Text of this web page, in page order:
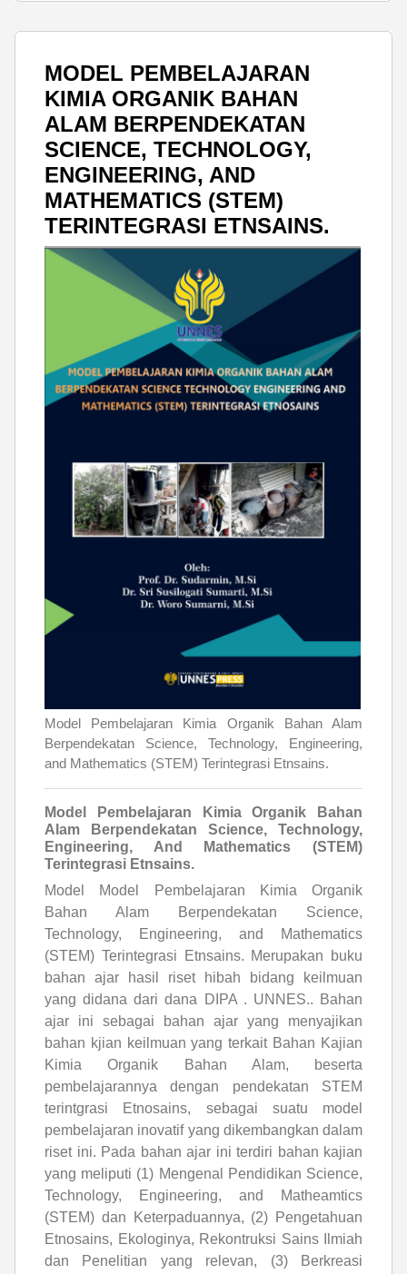
MODEL PEMBELAJARAN
KIMIA ORGANIK BAHAN
ALAM BERPENDEKATAN
SCIENCE, TECHNOLOGY,
ENGINEERING, AND
MATHEMATICS (STEM)
TERINTEGRASI ETNSAINS.
Model Pembelajaran Kimia Organik Bahan Alam
Berpendekatan Science, Technology, Engineering,
and Mathematics (STEM) Terintegrasi Etnsains.
Model Pembelajaran Kimia Organik Bahan
Alam Berpendekatan Science, Technology,
Engineering, And Mathematics (STEM)
Terintegrasi Etnsains.
Model Model Pembelajaran Kimia Organik
Bahan Alam Berpendekatan Science,
Technology, Engineering, and Mathematics
(STEM) Terintegrasi Etnsains. Merupakan buku
bahan ajar hasil riset hibah bidang keilmuan
yang didana dari dana DIPA . UNNES.. Bahan
ajar ini sebagai bahan ajar yang menyajikan
bahan kjian keilmuan yang terkait Bahan Kajian
Kimia Organik Bahan Alam, beserta
pembelajarannya dengan pendekatan STEM
terintgrasi Etnosains, sebagai suatu model
pembelajaran inovatif yang dikembangkan dalam
riset ini. Pada bahan ajar ini terdiri bahan kajian
yang meliputi (1) Mengenal Pendidikan Science,
Technology, Engineering, and Matheamtics
(STEM) dan Keterpaduannya, (2) Pengetahuan
Etnosains, Ekologinya, Rekontruksi Sains Ilmiah
dan Penelitian yang relevan, (3) Berkreasi